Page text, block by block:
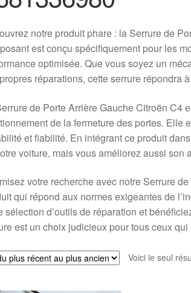
notre produit phare : la Serrure de
est conçu spécifiquement pour les
optimisée. Que vous soyez un
réparations, cette serrure répondra
de Porte Arrière Gauche Citroën C4
de la fermeture des portes. Elle
et fiabilité. En intégrant ce produit
voiture, mais vous améliorez aussi son
votre recherche avec notre Serrure
qui répond aux normes exigeantes de
sélection d’outils de réparation et
est un choix judicieux pour tous ceux
Voici le seul